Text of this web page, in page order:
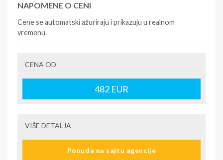
NAPOMENE O CENI
Cene se automatski ažuriraju i prikazuju u realnom
vremenu.
- rezervisane i potvrđene usluge u izabranoj smeštajnoj
jedinici prema opisu - korišćenje hotelskih sadržaja
prema opisu - uslugu rezervacije - organizaciju
putovanja
krizu) na destinaciji, plaćaju se na recepciji
hotela/apartmana za hotele sa 1* i 2* i nekategorisane
CENA OD
482 EUR
VIŠE DETALJA
Ponuda na sajtu agencije